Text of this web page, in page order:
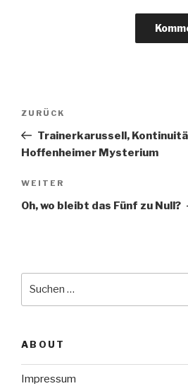
Beitragsnavigation
Vorheriger
Beitrag
ZURÜCK
Trainerkarussell,
Hoffenheimer Mysterium
Nächster
Beitrag
WEITER
Oh, wo bleibt das Fünf zu Null?
ABOUT
Impressum